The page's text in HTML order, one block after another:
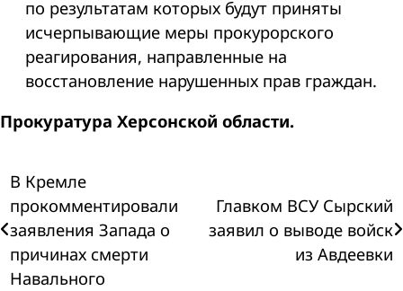
по результатам которых будут приняты
исчерпывающие меры прокурорского
реагирования, направленные на
восстановление нарушенных прав граждан.
Прокуратура Херсонской области.
Навигация
по
записям
В Кремле
прокомментировали
заявления Запада о
причинах смерти
Навального
Главком ВСУ Сырский
заявил о выводе войск
из Авдеевки